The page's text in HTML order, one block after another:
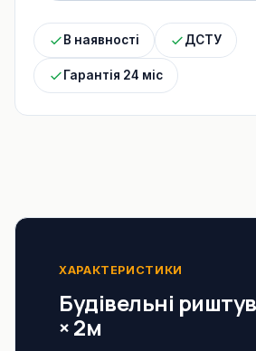
В наявності ДСТУ
Гарантія 24 міс
ХАРАКТЕРИСТИКИ
Будівельні
× 2м